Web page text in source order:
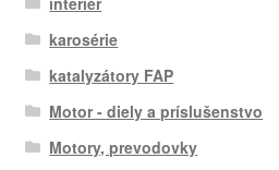
karosérie
katalyzátory FAP
Motor - diely a príslušenstvo
Motory, prevodovky